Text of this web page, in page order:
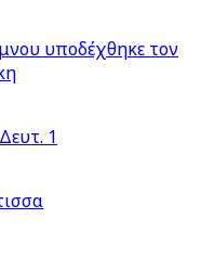
υποδέχθηκε τον
1